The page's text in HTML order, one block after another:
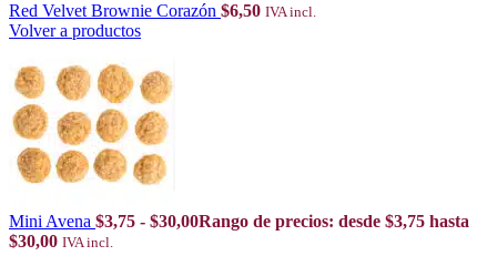
Red Velvet Brownie Corazón $6,50 IVA incl.
Volver a productos
Mini Avena $3,75 - $30,00Rango de precios: desde $3,75 hasta
$30,00 IVA incl.